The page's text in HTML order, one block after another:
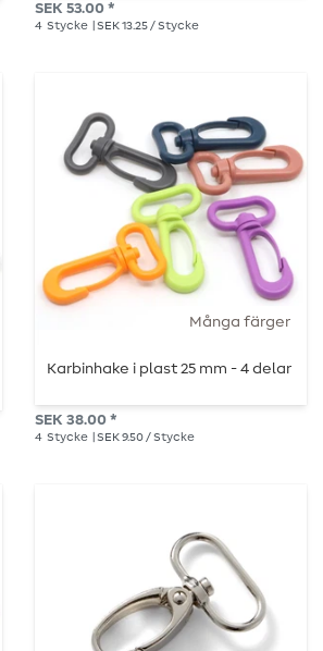
SEK 53.00 *
4 Stycke | SEK 13.25 / Stycke
Många färger
Karbinhake i plast 25 mm - 4 delar
SEK 38.00 *
4 Stycke | SEK 9.50 / Stycke